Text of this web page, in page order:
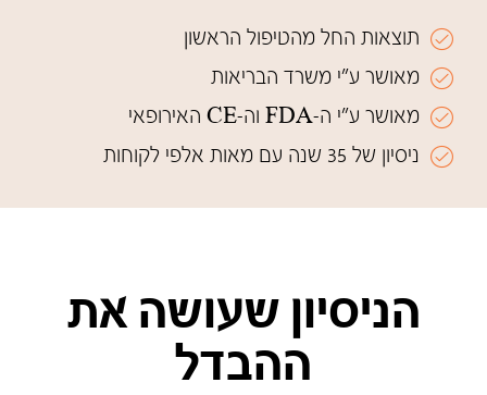
תוצאות החל מהטיפול הראשון
מאושר ע"י משרד הבריאות
מאושר ע"י ה-FDA וה-CE האירופאי
ניסיון של 35 שנה עם מאות אלפי לקוחות
הניסיון שעושה את
ההבדל